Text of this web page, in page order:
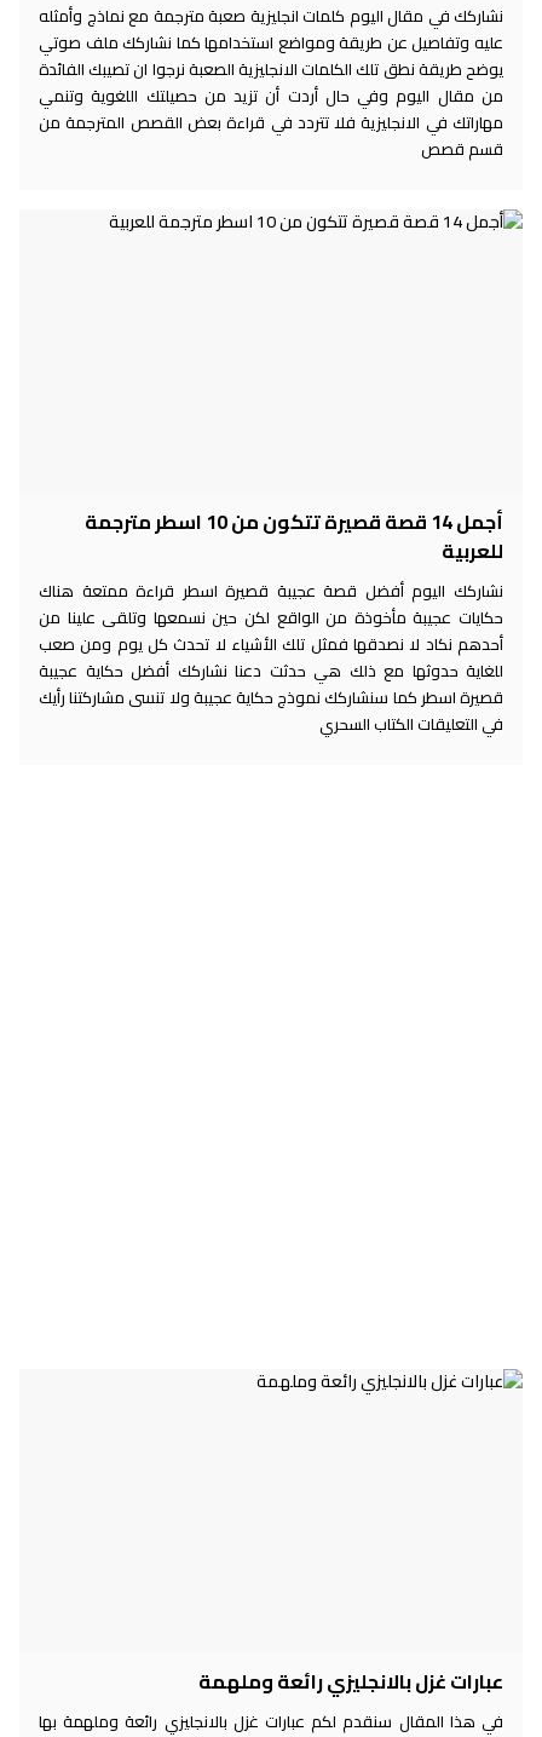
نشاركك في مقال اليوم كلمات انجليزية صعبة مترجمة مع نماذج وأمثله
عليه وتفاصيل عن طريقة ومواضع استخدامها كما نشاركك ملف صوتي
يوضح طريقة نطق تلك الكلمات الانجليزية الصعبة نرجوا ان تصيبك الفائدة
من مقال اليوم وفي حال أردت أن تزيد من حصيلتك اللغوية وتنمي
مهاراتك في الانجليزية فلا تتردد في قراءة بعض القصص المترجمة من
قسم قصص
أجمل 14 قصة قصيرة تتكون من 10 اسطر مترجمة
للعربية
نشاركك اليوم أفضل قصة عجيبة قصيرة اسطر قراءة ممتعة هناك
حكايات عجيبة مأخوذة من الواقع لكن حين نسمعها وتلقى علينا من
أحدهم نكاد لا نصدقها فمثل تلك الأشياء لا تحدث كل يوم ومن صعب
للغاية حدوثها مع ذلك هي حدثت دعنا نشاركك أفضل حكاية عجيبة
قصيرة اسطر كما سنشاركك نموذج حكاية عجيبة ولا تنسى مشاركتنا رأيك
في التعليقات الكتاب السحري
عبارات غزل بالانجليزي رائعة وملهمة
في هذا المقال سنقدم لكم عبارات غزل بالانجليزي رائعة وملهمة بها